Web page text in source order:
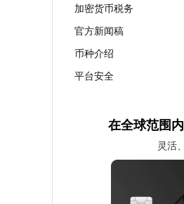
加密货币税务
官方新闻稿
币种介绍
平台安全
在全球范围
灵活